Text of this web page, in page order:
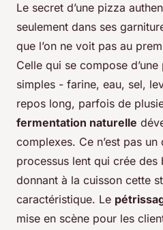
Le secret d’une pizza
seulement dans ses
que l’on ne voit pas au
Celle qui se compose
simples - farine, eau, sel,
repos long, parfois de
fermentation naturelle
complexes. Ce n’est pas un
processus lent qui crée des
donnant à la cuisson cette
caractéristique. Le
mise en scène pour les